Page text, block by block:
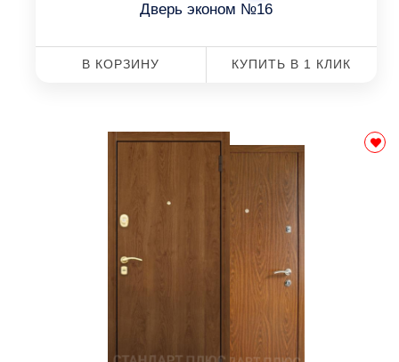
Дверь эконом №16
В КОРЗИНУ КУПИТЬ В 1 КЛИК